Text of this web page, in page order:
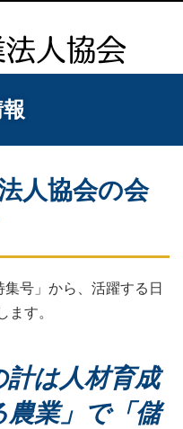
人協会の会
号」から、活躍する日
す。
計は人材育成
農業」で「儲